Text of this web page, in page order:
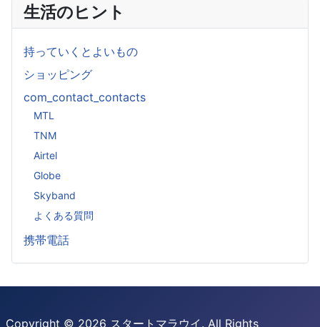
生活のヒント
持っていくとよいもの
ショッピング
com_contact_contacts
MTL
TNM
Airtel
Globe
Skyband
よくある質問
携帯電話
Copyright © 2026 スタートマラウイ. All Rights